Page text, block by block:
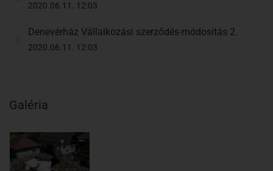
2020.06.11. 12:03
Denevérház Vállalkozási szerződés-módosítás 2.
2020.06.11. 12:03
Galéria